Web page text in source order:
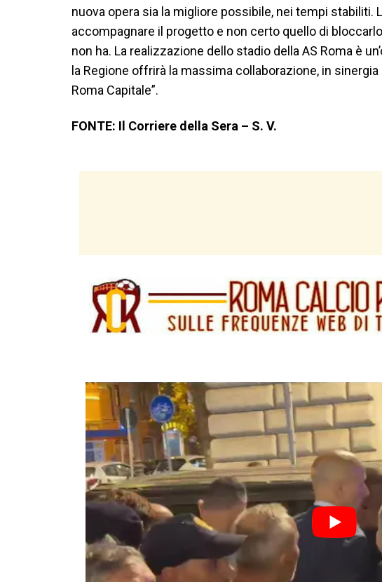
nuova opera sia la migliore possibile, nei tempi stabiliti.
accompagnare il progetto e non certo quello di
non ha. La realizzazione dello stadio della AS Roma è
la Regione offrirà la massima collaborazione, in
Roma Capitale”.
FONTE: Il Corriere della Sera – S. V.